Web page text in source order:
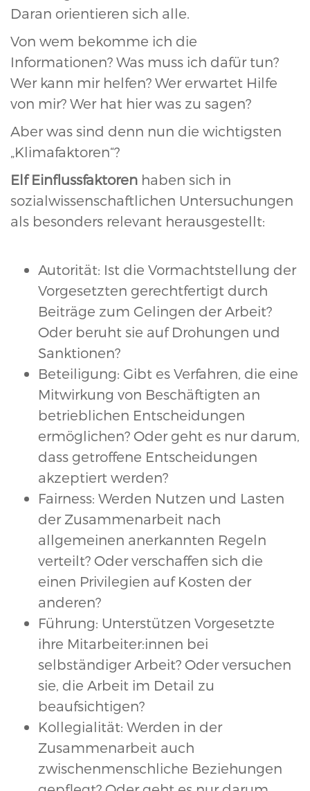
Daran orientieren sich alle.
Von wem bekomme ich die
Informationen? Was muss ich dafür tun?
Wer kann mir helfen? Wer erwartet Hilfe
von mir? Wer hat hier was zu sagen?
Aber was sind denn nun die wichtigsten
„Klimafaktoren“?
Elf Einflussfaktoren haben sich in
sozialwissenschaftlichen Untersuchungen
als besonders relevant herausgestellt:
Autorität: Ist die Vormachtstellung der
Vorgesetzten gerechtfertigt durch
Beiträge zum Gelingen der Arbeit?
Oder beruht sie auf Drohungen und
Sanktionen?
Beteiligung: Gibt es Verfahren, die eine
Mitwirkung von Beschäftigten an
betrieblichen Entscheidungen
ermöglichen? Oder geht es nur darum,
dass getroffene Entscheidungen
akzeptiert werden?
Fairness: Werden Nutzen und Lasten
der Zusammenarbeit nach
allgemeinen anerkannten Regeln
verteilt? Oder verschaffen sich die
einen Privilegien auf Kosten der
anderen?
Führung: Unterstützen Vorgesetzte
ihre Mitarbeiter:innen bei
selbständiger Arbeit? Oder versuchen
sie, die Arbeit im Detail zu
beaufsichtigen?
Kollegialität: Werden in der
Zusammenarbeit auch
zwischenmenschliche Beziehungen